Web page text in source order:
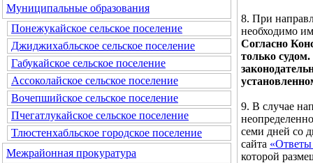
Муниципальные образования
Понежукайское сельское поселение
Джиджихабльское сельское поселение
Габукайское сельское поселение
Ассоколайское сельское поселение
Вочепшийское сельское поселение
Пчегатлукайское сельское поселение
Тлюстенхабльское городское поселение
Межрайонная прокуратура
8. При
необходимо
Согласно
только
9. В случае
семи дней со
сайта «Ответы
которой